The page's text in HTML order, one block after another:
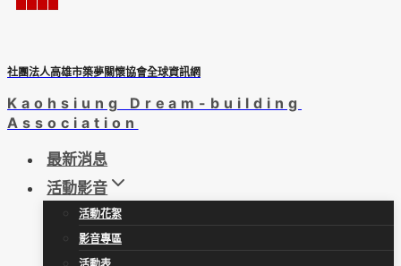
社團法人高雄市築夢關懷協會全球資訊網
Kaohsiung Dream-building
Association
最新消息
活動影音
活動花絮
影音專區